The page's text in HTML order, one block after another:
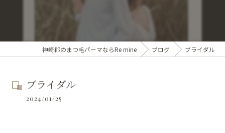
神崎郡のまつ毛パーマならRe mine ブログ ブライダル
ブライダル
2024/01/25